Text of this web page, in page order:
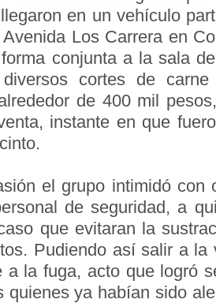
en un vehículo
Los Carrera en
conjunta a la sala
cortes de carne
de 400 mil
instante en que
el grupo intimidó con
de seguridad, a
que evitaran la
Pudiendo así salir a la
a la fuga, acto que logró
quienes ya habían sido